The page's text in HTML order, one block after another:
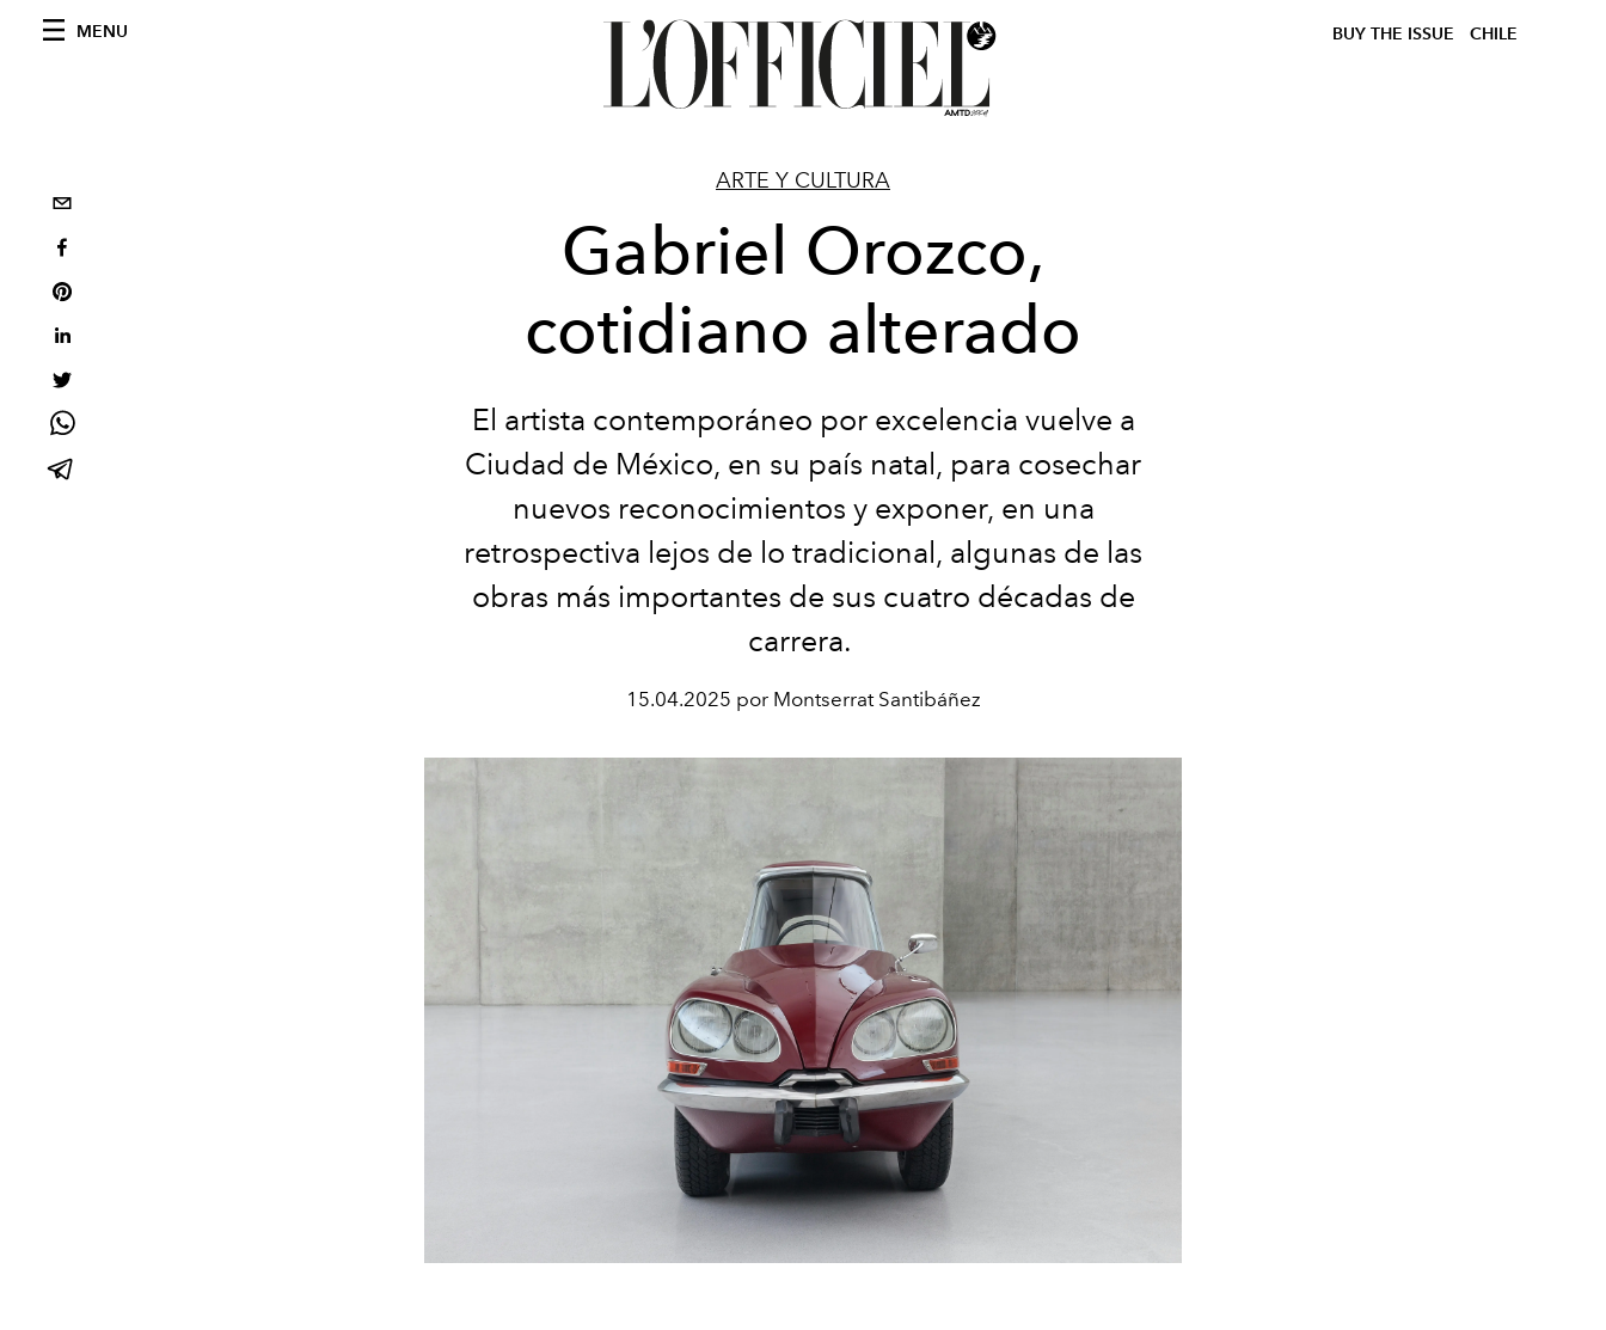
MENU BUY THE ISSUE CHILE
ARTE Y CULTURA
Gabriel Orozco,
cotidiano alterado
El artista contemporáneo por excelencia vuelve a
Ciudad de México, en su país natal, para cosechar
nuevos reconocimientos y exponer, en una
retrospectiva lejos de lo tradicional, algunas de las
obras más importantes de sus cuatro décadas de
carrera.
15.04.2025 por Montserrat Santibáñez